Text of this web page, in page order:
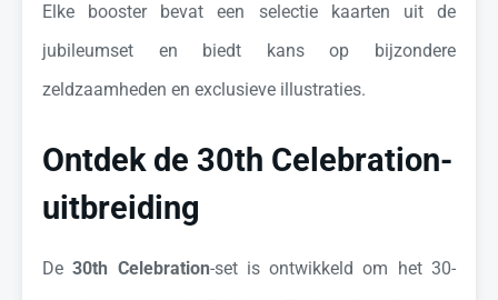
Elke booster bevat een selectie kaarten uit de
jubileumset en biedt kans op bijzondere
zeldzaamheden en exclusieve illustraties.
Ontdek de 30th Celebration-
uitbreiding
De30th Celebration-set is ontwikkeld om het 30-